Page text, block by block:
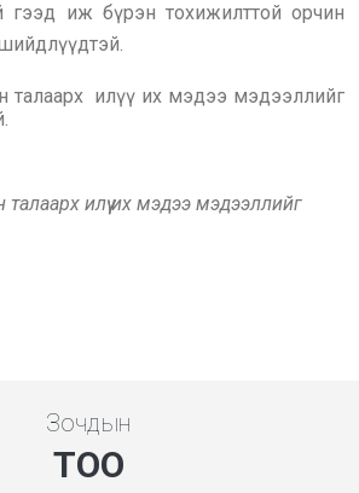
гээд иж бүрэн тохижилттой орчин
талаарх илүү их мэдээ мэдээллийг
илүү их мэдээ мэдээллийг
Зочдын
ТОО